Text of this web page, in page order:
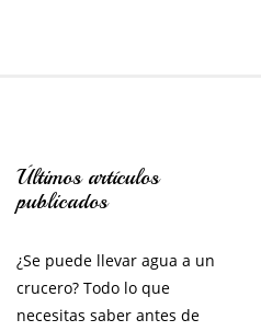
Últimos artículos
publicados
¿Se puede llevar agua a un
crucero? Todo lo que
necesitas saber antes de